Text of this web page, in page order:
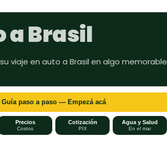
Ir al contenido principal
a Brasil
viaje en auto a Brasil en algo memorable
Guía paso a paso — Empezá acá
Precios
Costos
Cotización
PIX
Agua y Salud
En el mar